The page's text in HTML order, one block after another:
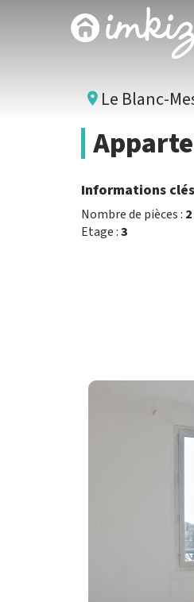
Le Blanc-
Informations clés
Nombre de pièces : 2
Etage :3